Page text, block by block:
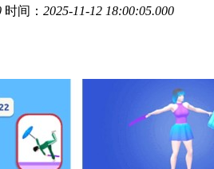
时间： 2025-11-12 18:00:05.000